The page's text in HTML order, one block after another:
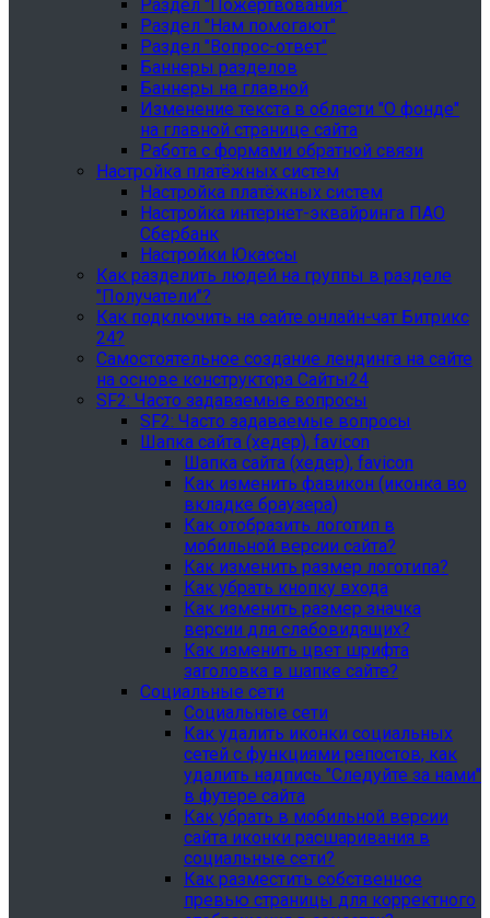
Раздел "Пожертвования"
Раздел "Нам помогают"
Раздел "Вопрос-ответ"
Баннеры разделов
Баннеры на главной
Изменение текста в области "О фонде"
на главной странице сайта
Работа с формами обратной связи
Настройка платёжных систем
Настройка платёжных систем
Настройка интернет-эквайринга ПАО
Сбербанк
Настройки Юкассы
Как разделить людей на группы в разделе
"Получатели"?
Как подключить на сайте онлайн-чат Битрикс
24?
Самостоятельное создание лендинга на сайте
на основе конструктора Сайты24
SF2: Часто задаваемые вопросы
SF2: Часто задаваемые вопросы
Шапка сайта (хедер), favicon
Шапка сайта (хедер), favicon
Как изменить фавикон (иконка во
вкладке браузера)
Как отобразить логотип в
мобильной версии сайта?
Как изменить размер логотипа?
Как убрать кнопку входа
Как изменить размер значка
версии для слабовидящих?
Как изменить цвет шрифта
заголовка в шапке сайте?
Социальные сети
Социальные сети
Как удалить иконки социальных
сетей с функциями репостов, как
удалить надпись "Следуйте за нами"
в футере сайта
Как убрать в мобильной версии
сайта иконки расшаривания в
социальные сети?
Как разместить собственное
превью страницы для корректного